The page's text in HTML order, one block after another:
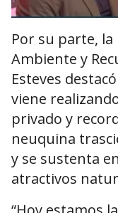
Por su parte,
Ambiente y
Esteves
viene
privado y
neuquina
y se sustenta
atractivos